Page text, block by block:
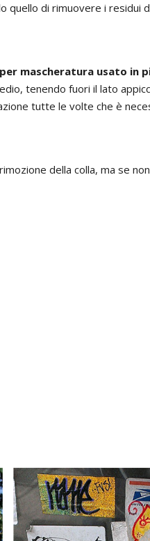
quello di rimuovere i residui
mascheratura usato in
tenendo fuori il lato
tutte le volte che è
della colla, ma se